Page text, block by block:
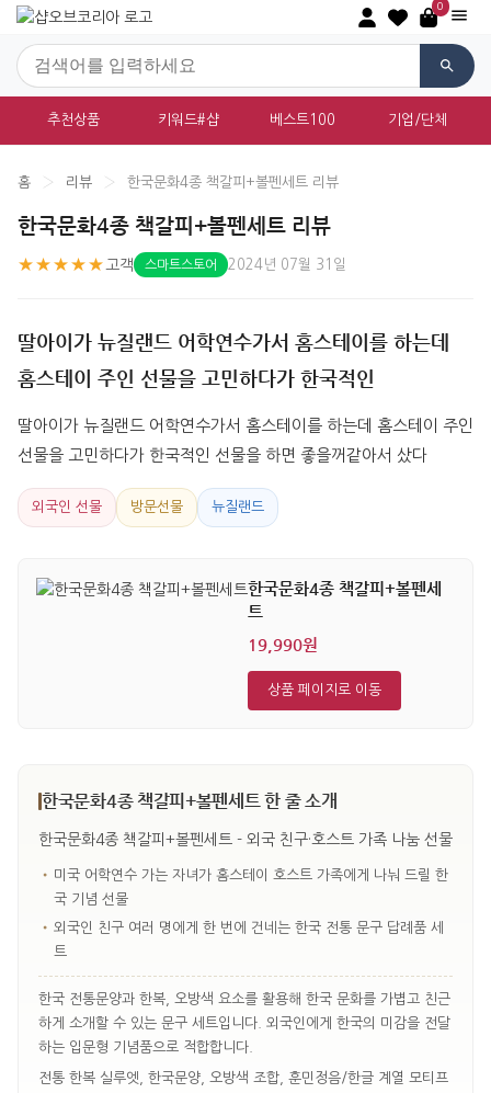
0
추천상품 키워드#샵 베스트100 기업/단체
홈 › 리뷰 › 한국문화4종 책갈피+볼펜세트 리뷰
한국문화4종 책갈피+볼펜세트 리뷰
★★★★★ 고객 스마트스토어 2024년 07월 31일
딸아이가 뉴질랜드 어학연수가서 홈스테이를 하는데
홈스테이 주인 선물을 고민하다가 한국적인
딸아이가 뉴질랜드 어학연수가서 홈스테이를 하는데 홈스테이 주인
선물을 고민하다가 한국적인 선물을 하면 좋을꺼같아서 샀다
외국인 선물 방문선물 뉴질랜드
한국문화4종 책갈피+볼펜세
트
19,990원
상품 페이지로 이동
한국문화4종 책갈피+볼펜세트 한 줄 소개
한국문화4종 책갈피+볼펜세트 - 외국 친구·호스트 가족 나눔 선물
• 미국 어학연수 가는 자녀가 홈스테이 호스트 가족에게 나눠 드릴 한
국 기념 선물
• 외국인 친구 여러 명에게 한 번에 건네는 한국 전통 문구 답례품 세
트
한국 전통문양과 한복, 오방색 요소를 활용해 한국 문화를 가볍고 친근
하게 소개할 수 있는 문구 세트입니다. 외국인에게 한국의 미감을 전달
하는 입문형 기념품으로 적합합니다.
전통 한복 실루엣, 한국문양, 오방색 조합, 훈민정음/한글 계열 모티프